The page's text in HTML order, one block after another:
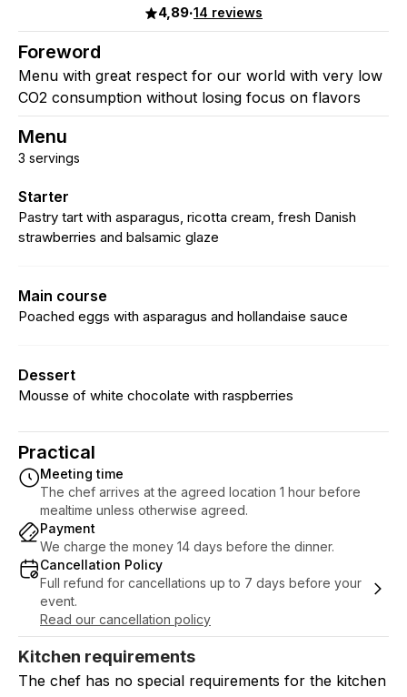
4,89·14 reviews
Foreword
Menu with great respect for our world with very low
CO2 consumption without losing focus on flavors
Menu
3 servings
Starter
Pastry tart with asparagus, ricotta cream, fresh Danish
strawberries and balsamic glaze
Main course
Poached eggs with asparagus and hollandaise sauce
Dessert
Mousse of white chocolate with raspberries
Practical
Meeting time
The chef arrives at the agreed location 1 hour before
mealtime unless otherwise agreed.
Payment
We charge the money 14 days before the dinner.
Cancellation Policy
Full refund for cancellations up to 7 days before your
event.
Read our cancellation policy
Kitchen requirements
The chef has no special requirements for the kitchen